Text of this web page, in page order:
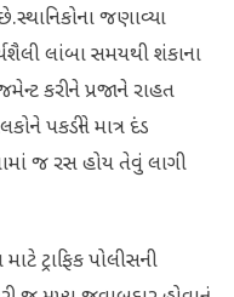
જણાવ્યા
લાંબા સમયથી શંકાના
કરીને પ્રજાને રાહત
પકડીને માત્ર દંડ
જ રસ હોય તેવું લાગી
ટ્રાફિક પોલીસની